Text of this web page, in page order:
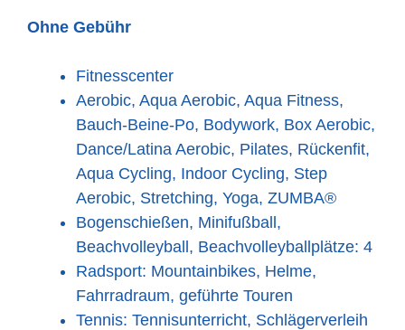
Ohne Gebühr
Fitnesscenter
Aerobic, Aqua Aerobic, Aqua Fitness,
Bauch-Beine-Po, Bodywork, Box Aerobic,
Dance/Latina Aerobic, Pilates, Rückenfit,
Aqua Cycling, Indoor Cycling, Step
Aerobic, Stretching, Yoga, ZUMBA®
Bogenschießen, Minifußball,
Beachvolleyball, Beachvolleyballplätze: 4
Radsport: Mountainbikes, Helme,
Fahrradraum, geführte Touren
Tennis: Tennisunterricht, Schlägerverleih